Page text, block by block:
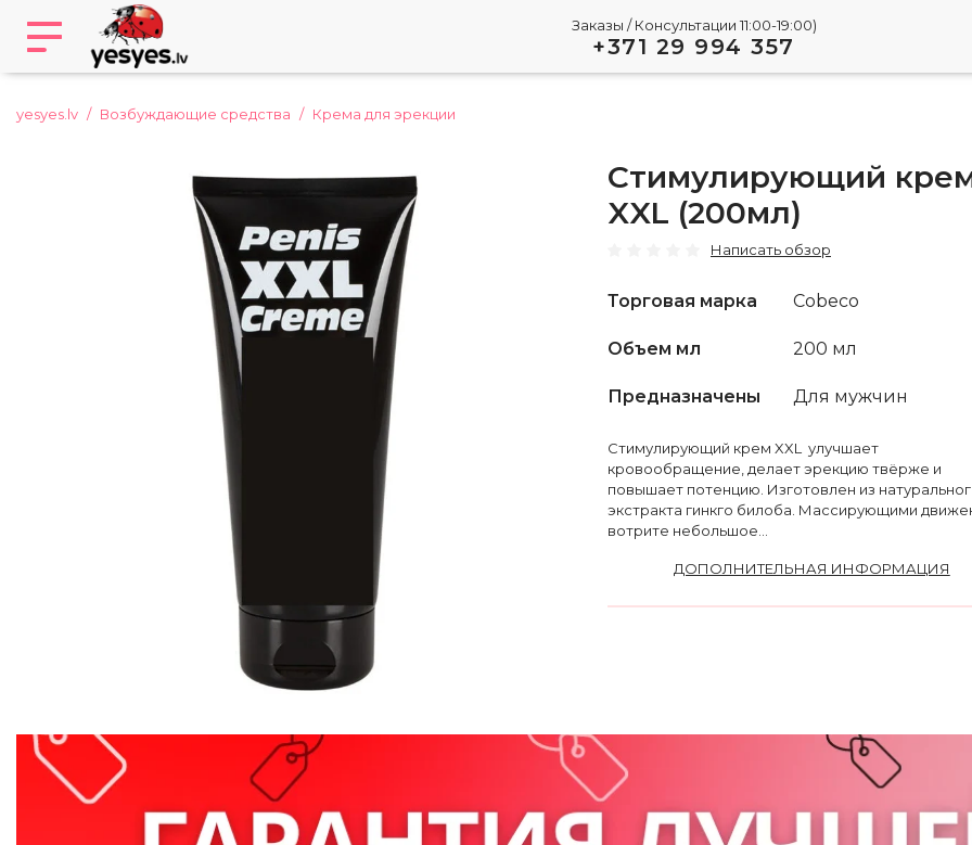
Заказы / Консультации 11:00-19:00)
+371 29 994 357
yesyes.lv Возбуждающие средства Крема для эрекции
Стимулирующий
XXL (200мл)
Написать обзор
Торговая марка Cobeco
Объем мл 200 мл
Предназначены Для мужчин
Стимулирующий крем XXL улучшает
кровообращение, делает эрекцию твёрже и
повышает потенцию. Изготовлен из
экстракта гинкго билоба. Массирующими
вотрите небольшое...
ДОПОЛНИТЕЛЬНАЯ ИНФОРМАЦИЯ